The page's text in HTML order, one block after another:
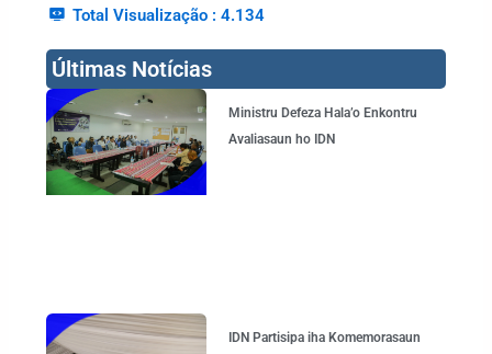
Total Visualização : 4.134
Últimas Notícias
Ministru Defeza Hala’o Enkontru
Avaliasaun ho IDN
IDN Partisipa iha Komemorasaun
Page